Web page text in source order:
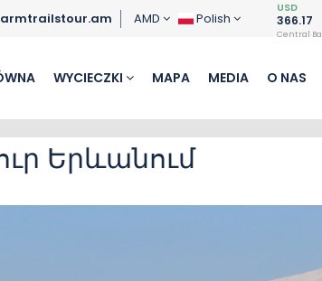
AMD Polish
USD
366.17
Central
WYCIECZKI MAPA MEDIA O NAS
Երևանում